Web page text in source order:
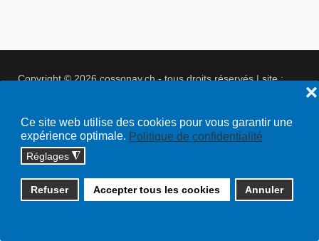
Ce site web utilise des cookies pour vous garantir une
expérience optimale. Politique de confidentialité
Réglages ◮
Refuser Accepter tous les cookies Annuler
❌
Copyright © 2026 cossonay.ch - tous droits réservés | site :
Plan du site